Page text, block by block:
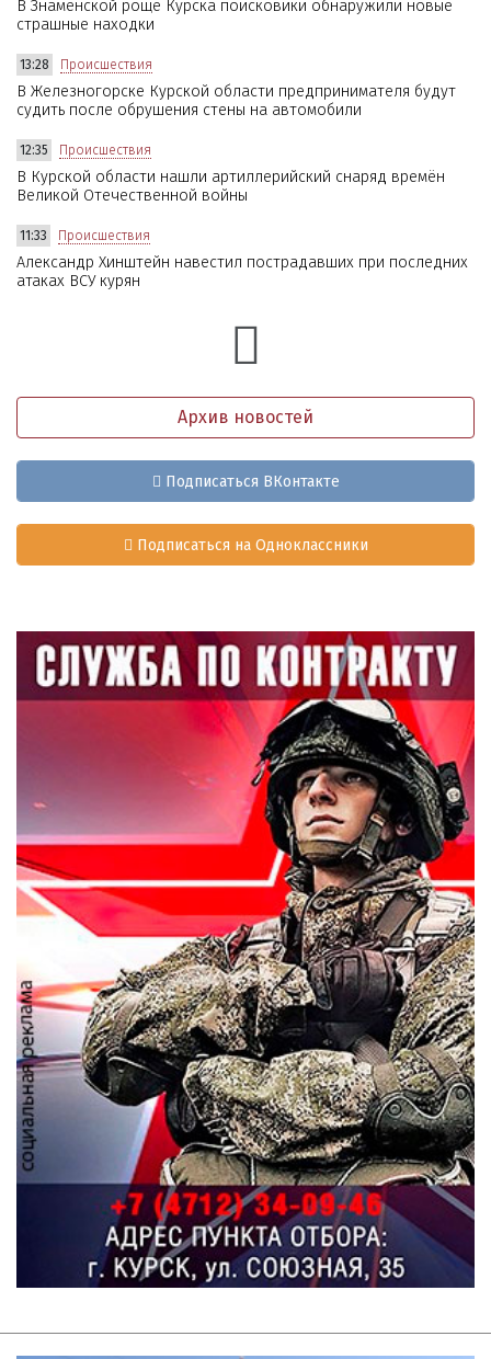
В Знаменской роще Курска поисковики обнаружили новые
страшные находки
13:28 Происшествия
В Железногорске Курской области предпринимателя будут
судить после обрушения стены на автомобили
12:35 Происшествия
В Курской области нашли артиллерийский снаряд времён
Великой Отечественной войны
11:33 Происшествия
Александр Хинштейн навестил пострадавших при последних
атаках ВСУ курян
Архив новостей
Подписаться ВКонтакте
Подписаться на Одноклассники